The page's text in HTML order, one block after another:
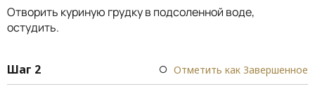
Отворить куриную грудку в подсоленной воде,
остудить.
Шаг 2 Отметить как Завершенное